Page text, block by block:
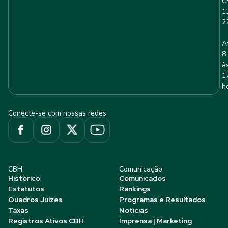
8
Conecte-se com nossas redes
CBH
Histórico
Estatutos
Quadros Juízes
Taxas
Registros Ativos CBH
Comunicação
Comunicados
Rankings
Programas e Resultados
Notícias
Imprensa | Marketing